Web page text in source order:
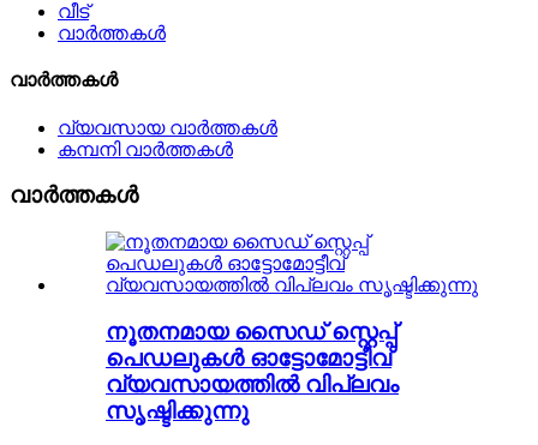
വീട്
വാർത്തകൾ
വാർത്തകൾ
വ്യവസായ വാർത്തകൾ
കമ്പനി വാർത്തകൾ
വാർത്തകൾ
നൂതനമായ സൈഡ് സ്റ്റെപ്പ്
പെഡലുകൾ ഓട്ടോമോട്ടീവ്
വ്യവസായത്തിൽ വിപ്ലവം
സൃഷ്ടിക്കുന്നു